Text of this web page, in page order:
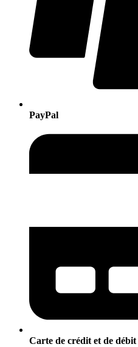
PayPal
Carte de crédit et de débit